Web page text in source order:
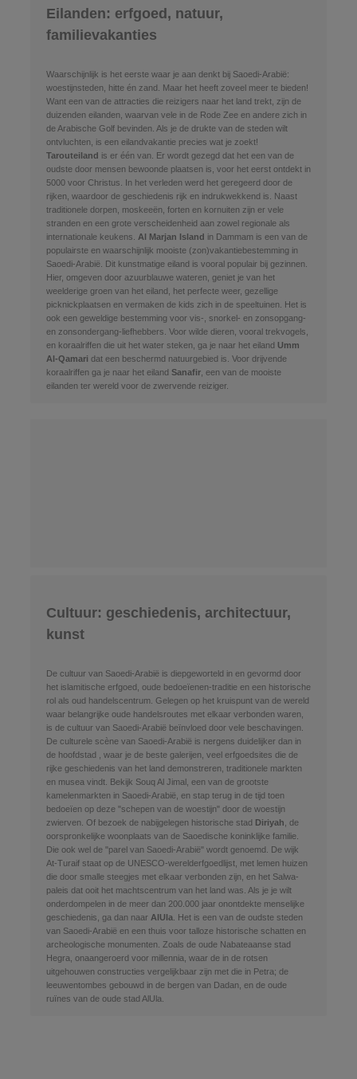
Eilanden: erfgoed, natuur,
familievakanties
Waarschijnlijk is het eerste waar je aan denkt bij Saoedi-Arabië:
woestijnsteden, hitte én zand. Maar het heeft zoveel meer te bieden!
Want een van de attracties die reizigers naar het land trekt, zijn de
duizenden eilanden, waarvan vele in de Rode Zee en andere zich in
de Arabische Golf bevinden. Als je de drukte van de steden wilt
ontvluchten, is een eilandvakantie precies wat je zoekt!
Tarouteiland is er één van. Er wordt gezegd dat het een van de
oudste door mensen bewoonde plaatsen is, voor het eerst ontdekt in
5000 voor Christus. In het verleden werd het geregeerd door de
rijken, waardoor de geschiedenis rijk en indrukwekkend is. Naast
traditionele dorpen, moskeeën, forten en kornuiten zijn er vele
stranden en een grote verscheidenheid aan zowel regionale als
internationale keukens. Al Marjan Island in Dammam is een van de
populairste en waarschijnlijk mooiste (zon)vakantiebestemming in
Saoedi-Arabië. Dit kunstmatige eiland is vooral populair bij gezinnen.
Hier, omgeven door azuurblauwe wateren, geniet je van het
weelderige groen van het eiland, het perfecte weer, gezellige
picknickplaatsen en vermaken de kids zich in de speeltuinen. Het is
ook een geweldige bestemming voor vis-, snorkel- en zonsopgang-
en zonsondergang-liefhebbers. Voor wilde dieren, vooral trekvogels,
en koraalriffen die uit het water steken, ga je naar het eiland Umm
Al-Qamari dat een beschermd natuurgebied is. Voor drijvende
koraalriffen ga je naar het eiland Sanafir, een van de mooiste
eilanden ter wereld voor de zwervende reiziger.
Cultuur: geschiedenis, architectuur,
kunst
De cultuur van Saoedi-Arabië is diepgeworteld in en gevormd door
het islamitische erfgoed, oude bedoeïenen-traditie en een historische
rol als oud handelscentrum. Gelegen op het kruispunt van de wereld
waar belangrijke oude handelsroutes met elkaar verbonden waren,
is de cultuur van Saoedi-Arabië beïnvloed door vele beschavingen.
De culturele scène van Saoedi-Arabië is nergens duidelijker dan in
de hoofdstad
, waar je de beste galerijen, veel erfgoedsites die de
rijke geschiedenis van het land demonstreren, traditionele markten
en musea vindt. Bekijk Souq Al Jimal, een van de grootste
kamelenmarkten in Saoedi-Arabië, en stap terug in de tijd toen
bedoeïen op deze "schepen van de woestijn" door de woestijn
zwierven. Of bezoek de nabijgelegen historische stad Diriyah , de
oorspronkelijke woonplaats van de Saoedische koninklijke familie.
Die ook wel de "parel van Saoedi-Arabië" wordt genoemd. De wijk
At-Turaif staat op de UNESCO-werelderfgoedlijst, met lemen huizen
die door smalle steegjes met elkaar verbonden zijn, en het Salwa-
paleis dat ooit het machtscentrum van het land was. Als je je wilt
onderdompelen in de meer dan 200.000 jaar onontdekte menselijke
geschiedenis, ga dan naar AlUla. Het is een van de oudste steden
van Saoedi-Arabië en een thuis voor talloze historische schatten en
archeologische monumenten. Zoals de oude Nabateaanse stad
Hegra, onaangeroerd voor millennia, waar de in de rotsen
uitgehouwen constructies vergelijkbaar zijn met die in Petra; de
leeuwentombes gebouwd in de bergen van Dadan, en de oude
ruïnes van de oude stad AlUla.